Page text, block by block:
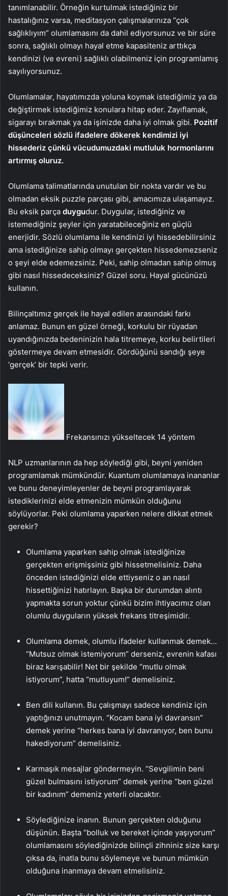
tanımlanabilir. Örneğin kurtulmak istediğiniz bir
hastalığınız varsa, meditasyon çalışmalarınıza “çok
sağlıklıyım” olumlamasını da dahil ediyorsunuz ve bir süre
sonra, sağlıklı olmayı hayal etme kapasiteniz arttıkça
kendinizi (ve evreni) sağlıklı olabilmeniz için programlamış
sayılıyorsunuz.
Olumlamalar, hayatımızda yoluna koymak istediğimiz ya da
değiştirmek istediğimiz konulara hitap eder. Zayıflamak,
sigarayı bırakmak ya da işinizde daha iyi olmak gibi. Pozitif
düşünceleri sözlü ifadelere dökerek kendimizi iyi
hissederiz çünkü vücudumuzdaki mutluluk hormonlarını
artırmış oluruz.
Olumlama talimatlarında unutulan bir nokta vardır ve bu
olmadan eksik puzzle parçası gibi, amacımıza ulaşamayız.
Bu eksik parça duygudur. Duygular, istediğiniz ve
istemediğiniz şeyler için yaratabileceğiniz en güçlü
enerjidir. Sözlü olumlama ile kendinizi iyi hissedebilirsiniz
ama istediğinize sahip olmayı gerçekten hissedemezseniz
o şeyi elde edemezsiniz. Peki, sahip olmadan sahip olmuş
gibi nasıl hissedeceksiniz? Güzel soru. Hayal gücünüzü
kullanın.
Bilinçaltımız gerçek ile hayal edilen arasındaki farkı
anlamaz. Bunun en güzel örneği, korkulu bir rüyadan
uyandığınızda bedeninizin hala titremeye, korku belirtileri
göstermeye devam etmesidir. Gördüğünü sandığı şeye
‘gerçek’ bir tepki verir.
Frekansınızı yükseltecek 14 yöntem
NLP uzmanlarının da hep söylediği gibi, beyni yeniden
programlamak mümkündür. Kuantum olumlamaya inananlar
ve bunu deneyimleyenler de beyni programlayarak
istediklerinizi elde etmenizin mümkün olduğunu
söylüyorlar. Peki olumlama yaparken nelere dikkat etmek
gerekir?
Olumlama yaparken sahip olmak istediğinize
gerçekten erişmişsiniz gibi hissetmelisiniz. Daha
önceden istediğinizi elde ettiyseniz o an nasıl
hissettiğinizi hatırlayın. Başka bir durumdan alıntı
yapmakta sorun yoktur çünkü bizim ihtiyacımız olan
olumlu duyguların yüksek frekans titreşimidir.
Olumlama demek, olumlu ifadeler kullanmak demek…
“Mutsuz olmak istemiyorum” derseniz, evrenin kafası
biraz karışabilir! Net bir şekilde “mutlu olmak
istiyorum”, hatta “mutluyum!” demelisiniz.
Ben dili kullanın. Bu çalışmayı sadece kendiniz için
yaptığınızı unutmayın. “Kocam bana iyi davransın”
demek yerine “herkes bana iyi davranıyor, ben bunu
hakediyorum” demelisiniz.
Karmaşık mesajlar göndermeyin. “Sevgilimin beni
güzel bulmasını istiyorum” demek yerine “ben güzel
bir kadınım” demeniz yeterli olacaktır.
Söylediğinize inanın. Bunun gerçekten olduğunu
düşünün. Başta “bolluk ve bereket içinde yaşıyorum”
olumlamasını söylediğinizde bilinçli zihniniz size karşı
çıksa da, inatla bunu söylemeye ve bunun mümkün
olduğuna inanmaya devam etmelisiniz.